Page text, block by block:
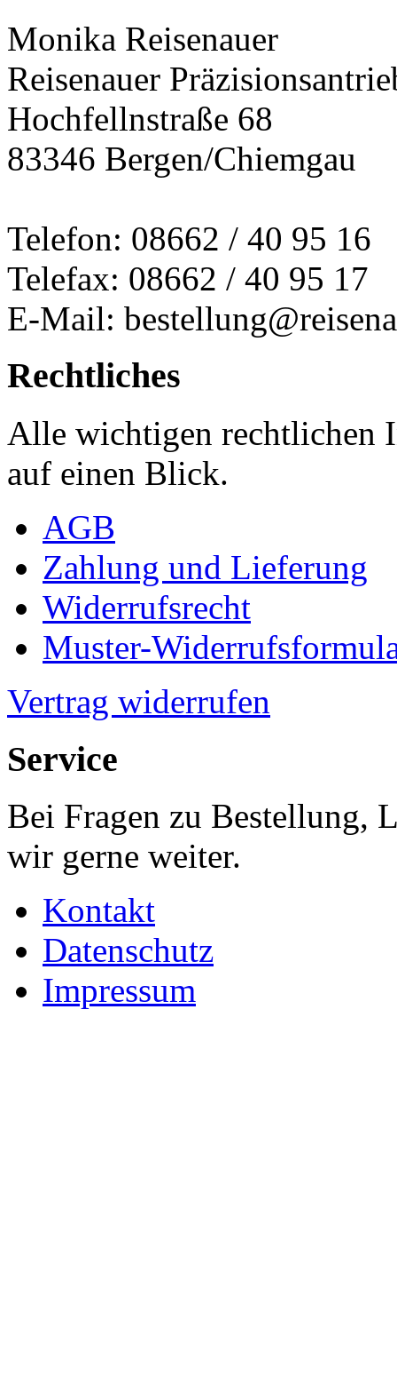
Monika Reisenauer
Reisenauer
Hochfellnstraße 68
83346 Bergen/Chiemgau
Telefon: 08662 / 40 95 16
Telefax: 08662 / 40 95 17
E-Mail:
Rechtliches
Alle wichtigen rechtlichen
auf einen Blick.
AGB
Zahlung und Lieferung
Widerrufsrecht
Muster-
Vertrag widerrufen
Service
Bei Fragen zu Bestellung,
wir gerne weiter.
Kontakt
Datenschutz
Impressum